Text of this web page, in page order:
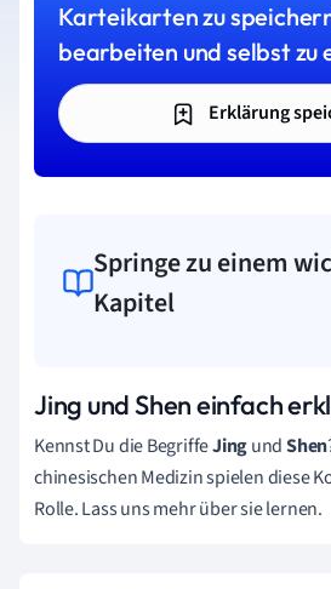
Karteikarten zu
bearbeiten und selbst zu
Erklärung
Springe zu einem
Kapitel
Jing und Shen einfach
Kennst Du die BegriffeJingundShen
chinesischen Medizin spielen diese
Rolle. Lass uns mehr über sie lernen.